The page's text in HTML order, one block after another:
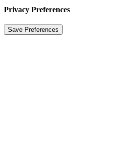
Privacy Preferences